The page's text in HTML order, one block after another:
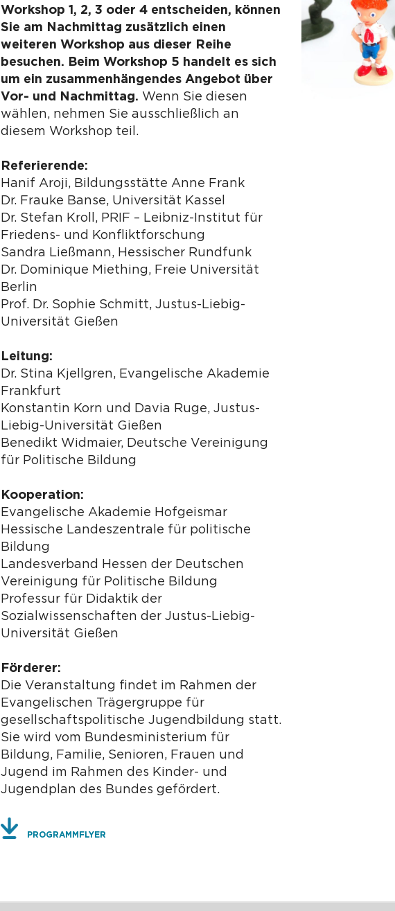
Workshop 1, 2, 3 oder 4 entscheiden, können
Sie am Nachmittag zusätzlich einen
weiteren Workshop aus dieser Reihe
besuchen. Beim Workshop 5 handelt es sich
um ein zusammenhängendes Angebot über
Vor- und Nachmittag. Wenn Sie diesen
wählen, nehmen Sie ausschließlich an
diesem Workshop teil.
Referierende:
Hanif Aroji, Bildungsstätte Anne Frank
Dr. Frauke Banse, Universität Kassel
Dr. Stefan Kroll, PRIF – Leibniz-Institut für
Friedens- und Konfliktforschung
Sandra Ließmann, Hessischer Rundfunk
Dr. Dominique Miething, Freie Universität
Berlin
Prof. Dr. Sophie Schmitt, Justus-Liebig-
Universität Gießen
Leitung:
Dr. Stina Kjellgren, Evangelische Akademie
Frankfurt
Konstantin Korn und Davia Ruge, Justus-
Liebig-Universität Gießen
Benedikt Widmaier, Deutsche Vereinigung
für Politische Bildung
Kooperation:
Evangelische Akademie Hofgeismar
Hessische Landeszentrale für politische
Bildung
Landesverband Hessen der Deutschen
Vereinigung für Politische Bildung
Professur für Didaktik der
Sozialwissenschaften der Justus-Liebig-
Universität Gießen
Förderer:
Die Veranstaltung findet im Rahmen der
Evangelischen Trägergruppe für
gesellschaftspolitische Jugendbildung statt.
Sie wird vom Bundesministerium für
Bildung, Familie, Senioren, Frauen und
Jugend im Rahmen des Kinder- und
Jugendplan des Bundes gefördert.
PROGRAMMFLYER